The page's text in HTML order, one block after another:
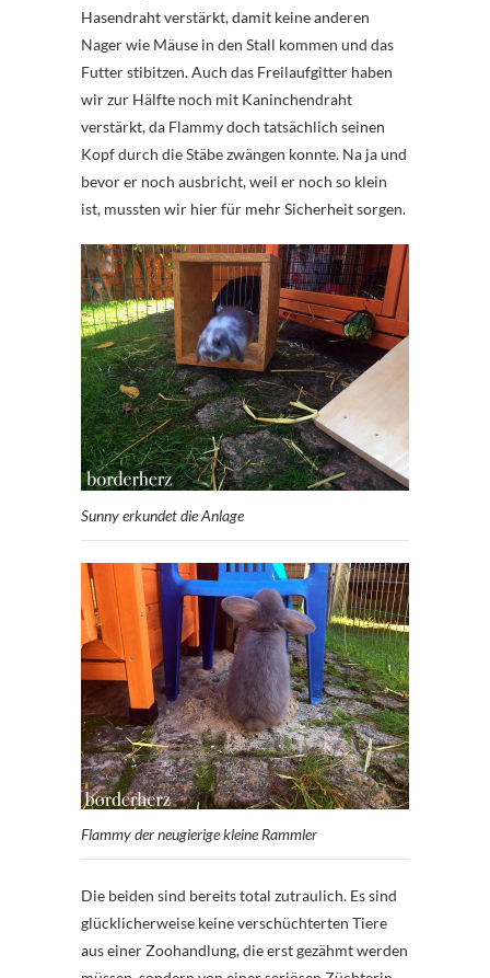
Hasendraht verstärkt, damit keine anderen
Nager wie Mäuse in den Stall kommen und das
Futter stibitzen. Auch das Freilaufgitter haben
wir zur Hälfte noch mit Kaninchendraht
verstärkt, da Flammy doch tatsächlich seinen
Kopf durch die Stäbe zwängen konnte. Na ja und
bevor er noch ausbricht, weil er noch so klein
ist, mussten wir hier für mehr Sicherheit sorgen.
Sunny erkundet die Anlage
Flammy der neugierige kleine Rammler
Die beiden sind bereits total zutraulich. Es sind
glücklicherweise keine verschüchterten Tiere
aus einer Zoohandlung, die erst gezähmt werden